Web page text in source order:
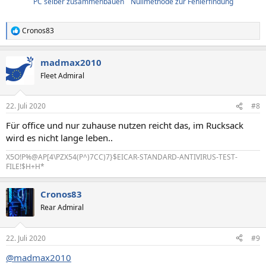
R
e
t
i
e
:
Cronos83
madmax2010
Fleet Admiral
22. Juli 2020 #8
Für office und nur zuhause nutzen reicht das, im Rucksack
wird es nicht lange leben..
X5O!P%@AP[4\PZX54(P^)7CC)7}$EICAR-STANDARD-ANTIVIRUS-TEST-
FILE!$H+H*
Cronos83
Rear Admiral
22. Juli 2020 #9
@madmax2010